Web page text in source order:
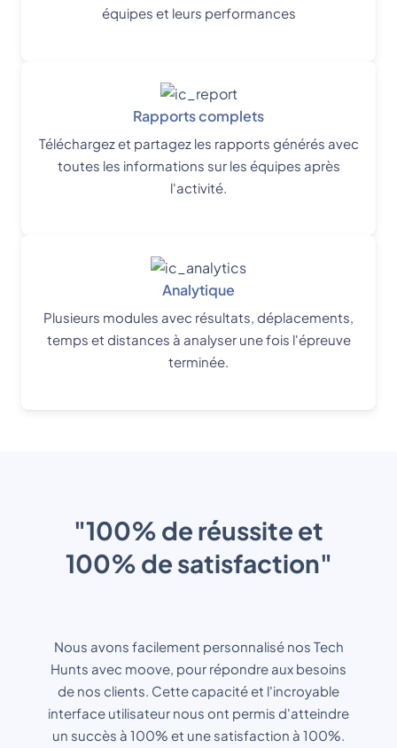
équipes et leurs performances
Rapports complets
Téléchargez et partagez les rapports générés avec
toutes les informations sur les équipes après
l'activité.
Analytique
Plusieurs modules avec résultats, déplacements,
temps et distances à analyser une fois l'épreuve
terminée.
"100% de réussite et
100% de satisfaction"
Nous avons facilement personnalisé nos Tech
Hunts avec moove, pour répondre aux besoins
de nos clients. Cette capacité et l'incroyable
interface utilisateur nous ont permis d'atteindre
un succès à 100% et une satisfaction à 100%.